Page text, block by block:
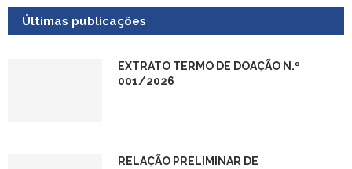
Últimas publicações
EXTRATO TERMO DE DOAÇÃO N.º
001/2026
RELAÇÃO PRELIMINAR DE